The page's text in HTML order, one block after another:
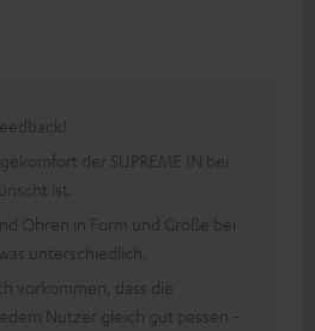
der SUPREME IN bei
ist.
Ohren in Form und Größe bei
unterschiedlich.
vorkommen, dass die
Nutzer gleich gut passen -